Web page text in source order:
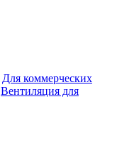
Для коммерческих
Вентиляция для